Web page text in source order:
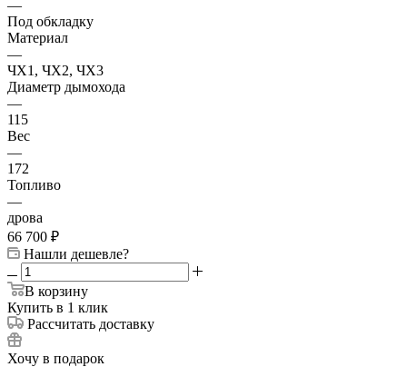
—
Под обкладку
Материал
—
ЧХ1, ЧХ2, ЧХ3
Диаметр дымохода
—
115
Вес
—
172
Топливо
—
дрова
66 700 ₽
Нашли дешевле?
В корзину
Купить в 1 клик
Рассчитать доставку
Хочу в подарок